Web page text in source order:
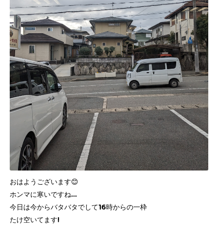
おはようございます😊
ホンマに寒いですね…
今日は今からバタバタでして16時からの一枠
たけ空いてます!